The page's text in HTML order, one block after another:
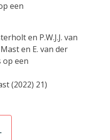
een
en P.W.J.J. van
en E. van der
op een
(2022) 21)